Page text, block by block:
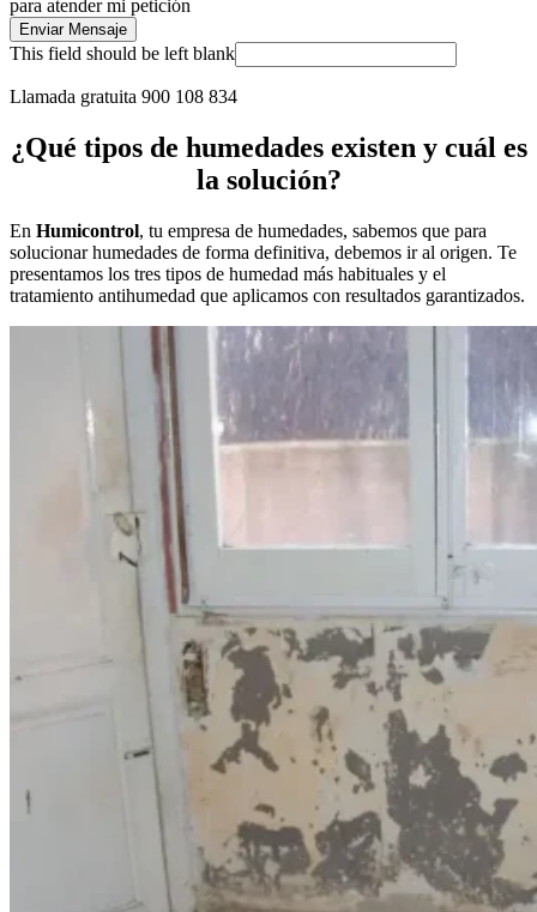
para atender mi petición
Enviar Mensaje
This field should be left blank
Llamada gratuita 900 108 834
¿Qué tipos de humedades existen y cuál es
la solución?
En Humicontrol, tu empresa de humedades, sabemos que para
solucionar humedades de forma definitiva, debemos ir al origen. Te
presentamos los tres tipos de humedad más habituales y el
tratamiento antihumedad que aplicamos con resultados garantizados.